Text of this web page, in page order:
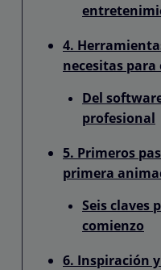
4.
necesitas para
Del
profesional
5. Primeros
primera
Seis claves
comienzo
6. Inspiración